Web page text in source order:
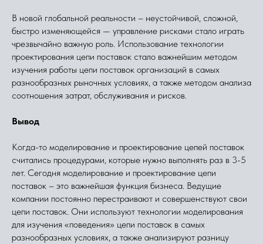
В новой глобальной реальности – неустойчивой, сложной,
быстро изменяющейся — управление рисками стало играть
чрезвычайно важную роль. Использование технологии
проектирования цепи поставок стало важнейшим методом
изучения работы цепи поставок организаций в самых
разнообразных рыночных условиях, а также методом анализа
соотношения затрат, обслуживания и рисков.
Вывод
Когда-то моделирование и проектирование цепей поставок
считались процедурами, которые нужно выполнять раз в 3-5
лет. Сегодня моделирование и проектирование цепи
поставок – это важнейшая функция бизнеса. Ведущие
компании постоянно перестраивают и совершенствуют свои
цепи поставок. Они используют технологии моделирования
для изучения «поведения» цепи поставок в самых
разнообразных условиях, а также анализируют разницу